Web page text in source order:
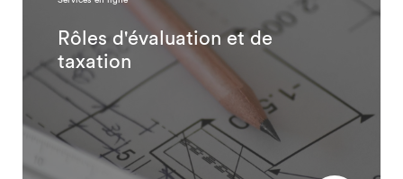
Rôles d'évaluation et de
taxation